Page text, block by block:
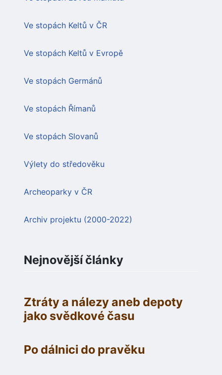
Ve stopách Keltů v ČR
Ve stopách Keltů v Evropě
Ve stopách Germánů
Ve stopách Římanů
Ve stopách Slovanů
Výlety do středověku
Archeoparky v ČR
Archiv projektu (2000-2022)
Nejnovější články
Ztráty a nálezy aneb depoty
jako svědkové času
Po dálnici do pravěku